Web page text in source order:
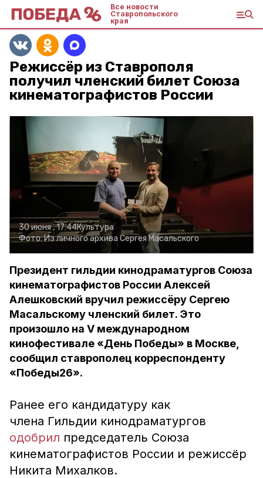
Все новости
Ставропольского
края
Режиссёр из Ставрополя
получил членский билет Союза
кинематографистов России
30 июня , 17:44Культура
Фото:Из личного архива Сергея Масальского
Президент гильдии кинодраматургов Союза
кинематографистов России Алексей
Алешковский вручил режиссёру Сергею
Масальскому членский билет. Это
произошло на V международном
кинофестивале «День Победы» в Москве,
сообщил ставрополец корреспонденту
«Победы26».
Ранее его кандидатуру как
члена Гильдии кинодраматургов
одобрил председатель Союза
кинематографистов России и режиссёр
Никита Михалков.